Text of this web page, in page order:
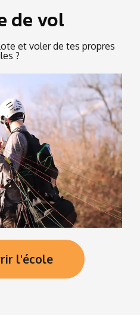
de vol
et voler de tes propres
?
l'école